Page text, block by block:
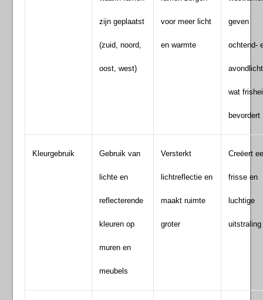
zijn geplaatst
(zuid, noord,
oost, west)
voor meer licht
en warmte
geven
ochtend-
wat
bevordert
Kleurgebruik Gebruik van
lichte en
reflecterende
kleuren op
muren en
meubels
Versterkt
lichtreflectie en
maakt ruimte
groter
Creëert
frisse en
luchtige
uitstraling